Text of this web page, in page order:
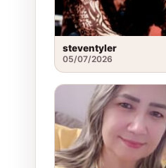
steventyler
05/07/2026